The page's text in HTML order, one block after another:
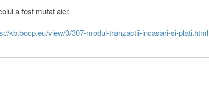
a fost mutat aici:
kb.bocp.eu/view/0/307-modul-tranzactii-incasari-si-plati.html